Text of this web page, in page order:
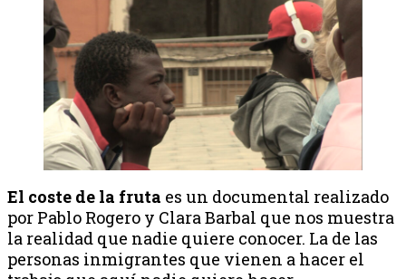
El coste de la fruta es un documental realizado
por Pablo Rogero y Clara Barbal que nos muestra
la realidad que nadie quiere conocer. La de las
personas inmigrantes que vienen a hacer el